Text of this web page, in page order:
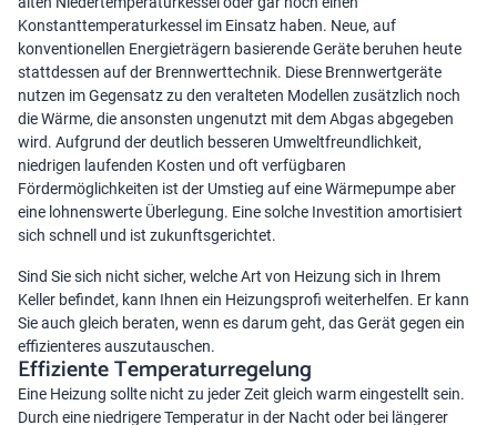
Konstanttemperaturkessel im Einsatz haben. Neue, auf
konventionellen Energieträgern basierende Geräte beruhen heute
stattdessen auf der Brennwerttechnik. Diese Brennwertgeräte
nutzen im Gegensatz zu den veralteten Modellen zusätzlich noch
die Wärme, die ansonsten ungenutzt mit dem Abgas abgegeben
wird. Aufgrund der deutlich besseren Umweltfreundlichkeit,
niedrigen laufenden Kosten und oft verfügbaren
Fördermöglichkeiten ist der Umstieg auf eine Wärmepumpe aber
eine lohnenswerte Überlegung. Eine solche Investition amortisiert
sich schnell und ist zukunftsgerichtet.
Sind Sie sich nicht sicher, welche Art von Heizung sich in Ihrem
Keller befindet, kann Ihnen ein Heizungsprofi weiterhelfen. Er kann
Sie auch gleich beraten, wenn es darum geht, das Gerät gegen ein
effizienteres auszutauschen.
Effiziente Temperaturregelung
Eine Heizung sollte nicht zu jeder Zeit gleich warm eingestellt sein.
Durch eine niedrigere Temperatur in der Nacht oder bei längerer